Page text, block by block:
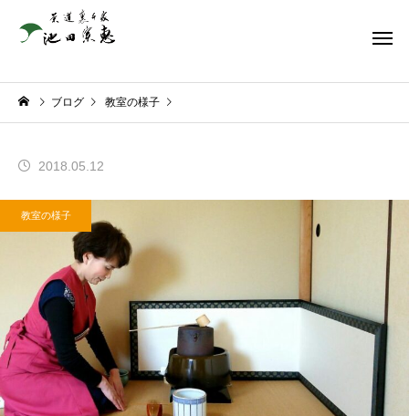
ブログ 教室の様子
2018.05.12
教室の様子